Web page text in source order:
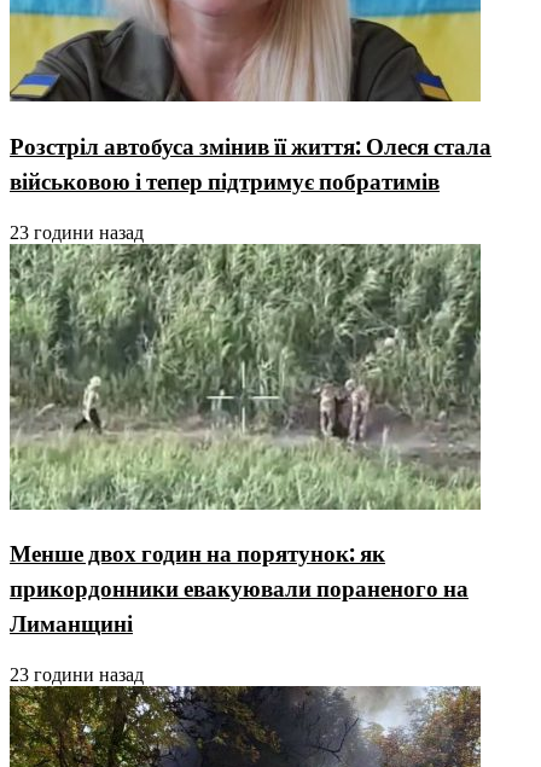
Розстріл автобуса змінив її життя: Олеся стала
військовою і тепер підтримує побратимів
23 години назад
Менше двох годин на порятунок: як
прикордонники евакуювали пораненого на
Лиманщині
23 години назад